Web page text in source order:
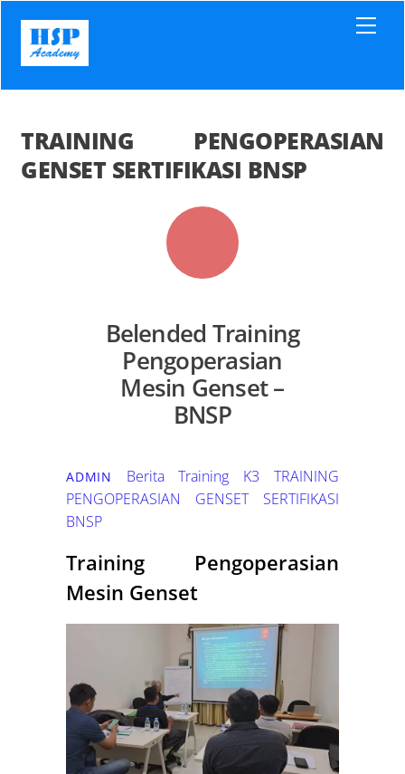
content
TRAINING PENGOPERASIAN
GENSET SERTIFIKASI BNSP
Belended Training
Pengoperasian
Mesin Genset –
BNSP
ADMIN Berita Training K3
TRAINING
PENGOPERASIAN GENSET SERTIFIKASI
BNSP
Training Pengoperasian
Mesin Genset